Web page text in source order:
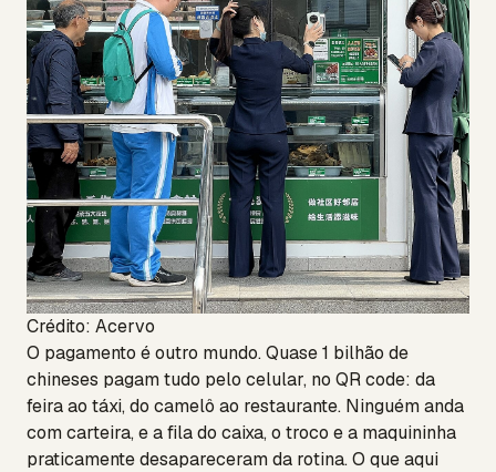
Crédito: Acervo
O pagamento é outro mundo. Quase 1 bilhão de
chineses pagam tudo pelo celular, no QR code: da
feira ao táxi, do camelô ao restaurante. Ninguém anda
com carteira, e a fila do caixa, o troco e a maquininha
praticamente desapareceram da rotina. O que aqui